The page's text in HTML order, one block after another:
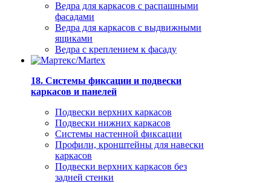
Ведра для каркасов с распашными
фасадами
Ведра для каркасов с выдвижными
ящиками
Ведра с креплением к фасаду
18. Системы фиксации и подвески
каркасов и панелей
Подвески верхних каркасов
Подвески нижних каркасов
Системы настенной фиксации
Профили, кронштейны для навески
каркасов
Подвески верхних каркасов без
задней стенки